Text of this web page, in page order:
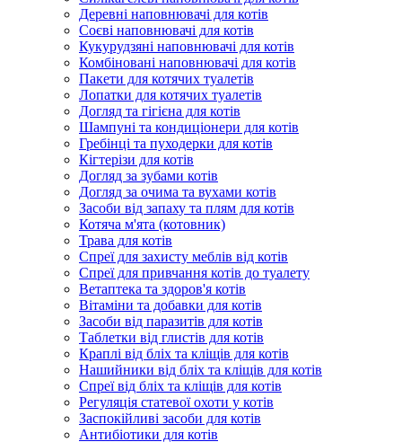
Деревні наповнювачі для котів
Соєві наповнювачі для котів
Кукурудзяні наповнювачі для котів
Комбіновані наповнювачі для котів
Пакети для котячих туалетів
Лопатки для котячих туалетів
Догляд та гігієна для котів
Шампуні та кондиціонери для котів
Гребінці та пуходерки для котів
Кігтерізи для котів
Догляд за зубами котів
Догляд за очима та вухами котів
Засоби від запаху та плям для котів
Котяча м'ята (котовник)
Трава для котів
Спреї для захисту меблів від котів
Спреї для привчання котів до туалету
Ветаптека та здоров'я котів
Вітаміни та добавки для котів
Засоби від паразитів для котів
Таблетки від глистів для котів
Краплі від бліх та кліщів для котів
Нашийники від бліх та кліщів для котів
Спреї від бліх та кліщів для котів
Регуляція статевої охоти у котів
Заспокійливі засоби для котів
Антибіотики для котів